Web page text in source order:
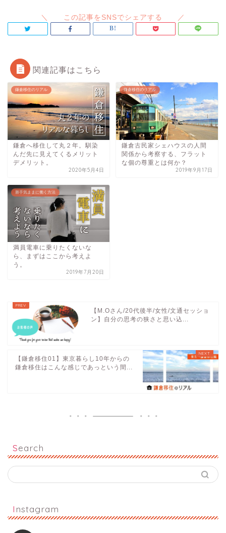
関連記事はこちら
鎌倉移住のリアル
鎌倉へ移住して丸２年。馴染
んだ先に見えてくるメリット
デメリット。
2020年5月4日
鎌倉移住のリアル
鎌倉古民家シェハウスの人間
関係から考察する、フラット
な個の尊重とは何か？
2019年9月17日
勝手気ままに働く方法
満員電車に乗りたくないな
ら、まずはここから考えよ
う。
2019年7月20日
【M.Oさん/20代後半/女性/文通セッショ
ン】自分の思考の狭さと思い込...
【鎌倉移住01】東京暮らし10年からの
鎌倉移住はこんな感じであっという間...
Search
Instagram